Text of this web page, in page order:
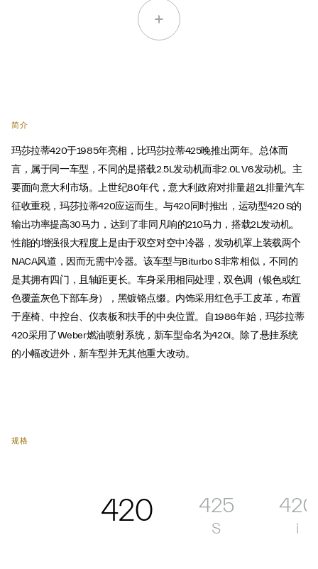
简介
玛莎拉蒂420于1985年亮相，比玛莎拉蒂425晚推出两年。总体而
言，属于同一车型，不同的是搭载2.5L发动机而非2.0L V6发动机。主
要面向意大利市场。上世纪80年代，意大利政府对排量超2L排量汽车
征收重税，玛莎拉蒂420应运而生。与420同时推出，运动型420 S的
输出功率提高30马力，达到了非同凡响的210马力，搭载2L发动机。
性能的增强很大程度上是由于双空对空中冷器，发动机罩上装载两个
NACA风道，因而无需中冷器。该车型与Biturbo S非常相似，不同的
是其拥有四门，且轴距更长。车身采用相同处理，双色调（银色或红
色覆盖灰色下部车身），黑镀铬点缀。内饰采用红色手工皮革，布置
于座椅、中控台、仪表板和扶手的中央位置。自1986年始，玛莎拉蒂
420采用了Weber燃油喷射系统，新车型命名为420i。除了悬挂系统
的小幅改进外，新车型并无其他重大改动。
规格
420 425
S
420
i